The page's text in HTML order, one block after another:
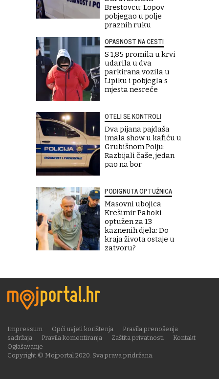
Brestovcu: Lopov
pobjegao u polje
praznih ruku
OPASNOST NA CESTI
S 1,85 promila u krvi
udarila u dva
parkirana vozila u
Lipiku i pobjegla s
mjesta nesreće
OTELI SE KONTROLI
Dva pijana pajdaša
imala show u kafiću u
Grubišnom Polju:
Razbijali čaše, jedan
pao na bor
PODIGNUTA OPTUŽNICA
Masovni ubojica
Krešimir Pahoki
optužen za 13
kaznenih djela: Do
kraja života ostaje u
zatvoru?
Copyright © Mojportal 2020. Sva prava pridržana.
Impressum Opći uvjeti korištenja
Pravila prenošenja
sadržaja
Pravila komentiranja Zaštita privatnosti
Kontakt
Oglašavanje